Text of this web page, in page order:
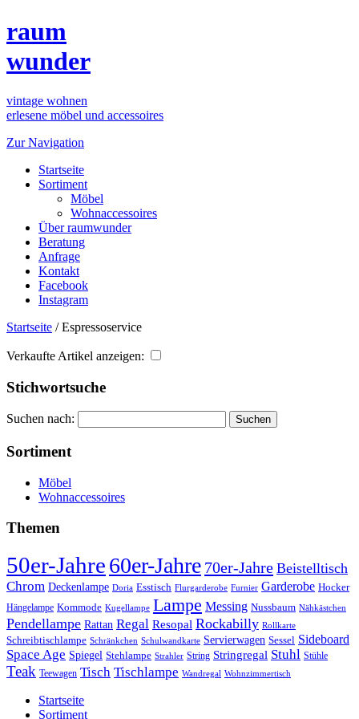
raum
wunder
vintage wohnen
erlesene möbel und accessoires
Zur Navigation
Startseite
Sortiment
Möbel
Wohnaccessoires
Über raumwunder
Beratung
Anfrage
Kontakt
Facebook
Instagram
Startseite /Espressoservice
Verkaufte Artikel anzeigen:
Stichwortsuche
Suchen nach:
Sortiment
Möbel
Wohnaccessoires
Themen
50er-Jahre60er-Jahre 70er-Jahre Beistelltisch
Chrom Deckenlampe Doria Esstisch Flurgarderobe Furnier Garderobe Hocker
Hängelampe Kommode Kugellampe Lampe Messing Nussbaum Nähkästchen
Pendellampe Rattan Regal Resopal Rockabilly Rollkarte
Schreibtischlampe Schränkchen Schulwandkarte Servierwagen Sessel Sideboard
Space Age Spiegel Stehlampe Strahler String Stringregal Stuhl Stühle
Teak Teewagen Tisch Tischlampe Wandregal Wohnzimmertisch
Startseite
Sortiment